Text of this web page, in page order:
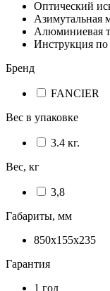
Оптический
Азимутальная
Алюминиевая
Инструкция по
Бренд
FANCIER
Вес в упаковке
3.4 кг.
Вес, кг
3,8
Габариты, мм
850х155х235
Гарантия
1 год